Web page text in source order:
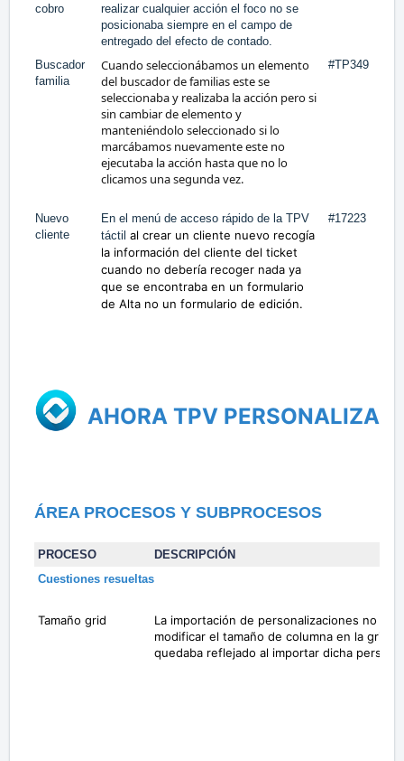
cobro
realizar cualquier acción el foco no se
posicionaba siempre en el campo de
entregado del efecto de contado.
Buscador
familia
Cuando seleccionábamos un elemento
del buscador de familias este se
seleccionaba y realizaba la acción pero si
sin cambiar de elemento y
manteniéndolo seleccionado si lo
marcábamos nuevamente este no
ejecutaba la acción hasta que no lo
clicamos una segunda vez.
#TP349
Nuevo
cliente
En el menú de acceso rápido de la TPV
táctil al crear un cliente nuevo recogía
la información del cliente del ticket
cuando no debería recoger nada ya
que se encontraba en un formulario
de Alta no un formulario de edición.
#17223
AHORA TPV
ÁREA PROCESOS Y SUBPROCESOS
PROCESO
DESCRIPCIÓN
Cuestiones resueltas
Tamaño grid
La importación de personalizaciones no se
modificar el tamaño de columna en la grid
quedaba reflejado al importar dicha